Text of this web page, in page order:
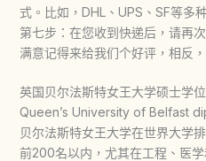
式。比如，DHL、UPS、SF等多
第七步：在您收到快递后，请再
满意记得来给我们个好评，相反
英国贝尔法斯特女王大学硕士学
Queen’s University of Belfast
贝尔法斯特女王大学在世界大学
前200名以内，尤其在工程、医